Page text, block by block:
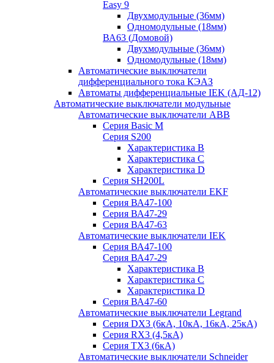
Easy 9
Двухмодульные (36мм)
Одномодульные (18мм)
ВА63 (Домовой)
Двухмодульные (36мм)
Одномодульные (18мм)
Автоматические выключатели
дифференциального тока КЭАЗ
Автоматы дифференциальные IEK (АД-12)
Автоматические выключатели модульные
Автоматические выключатели ABB
Серия Basic M
Серия S200
Характеристика B
Характеристика C
Характеристика D
Серия SH200L
Автоматические выключатели EKF
Серия ВА47-100
Серия ВА47-29
Серия ВА47-63
Автоматические выключатели IEK
Серия ВА47-100
Серия ВА47-29
Характеристика B
Характеристика C
Характеристика D
Серия ВА47-60
Автоматические выключатели Legrand
Серия DX3 (6кА, 10кА, 16кА, 25кА)
Серия RX3 (4,5кА)
Серия TX3 (6кА)
Автоматические выключатели Schneider